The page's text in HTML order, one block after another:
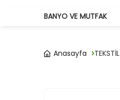
BANYO VE MUTFAK
Anasayfa TEKSTİL